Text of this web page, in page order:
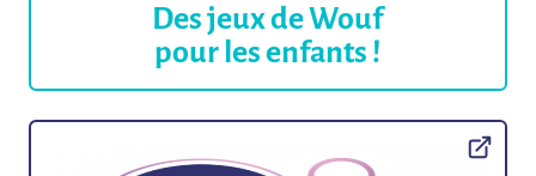
Des jeux de Wouf
pour les enfants !